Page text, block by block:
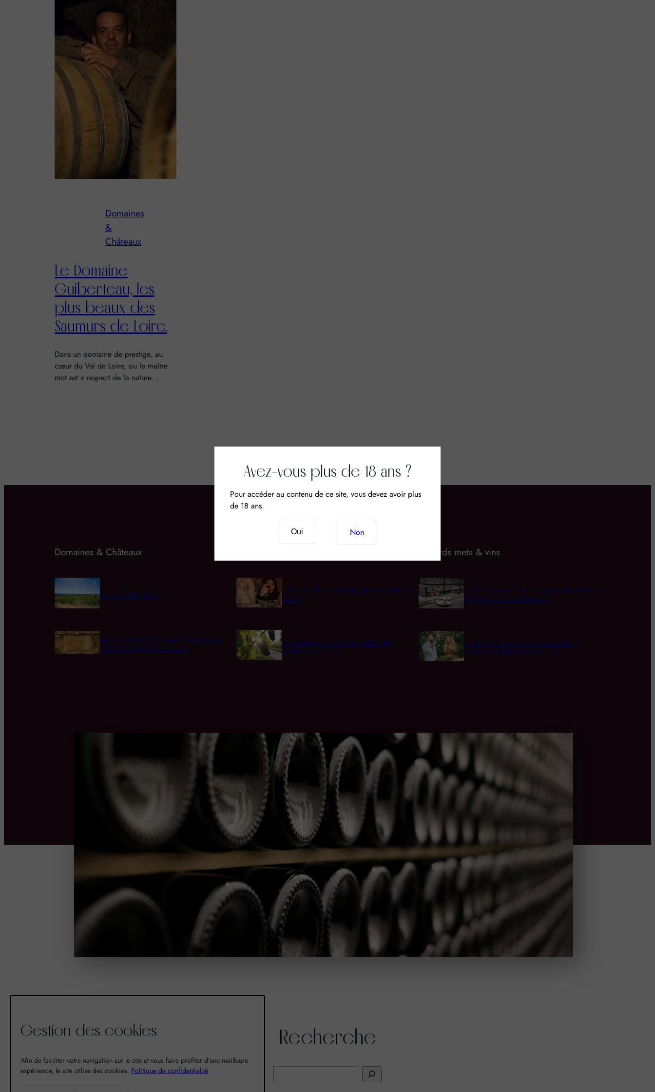
Domaines
&
Châteaux
Le Domaine
Guiberteau, les
plus beaux des
Saumurs de Loire.
Dans un domaine de prestige, au
cœur du Val de Loire, ou le maître
mot est « respect de la nature…
Domaines & Châteaux
Domaine d’Aupilhac
Une bouteille de Romanée-Conti adjugée
558.000 dollars, un record
Vin & CBD : Le nouveau mariage des sens et du
terroir
Les conséquences du réchauffement
climatique sur le vin
Accords mets & vins
Quel rosé boire cet été ? Le grand guide des
5 styles, moments et accords
L’Horloge Champenoise : Apprendre à
Déguster les Bulles au Fil du Jour
vin, il n’y a eu qu’un pas. Un pas
que nous avons franchi en faisant
Recherche
Avez-vous plus de 18 ans ?
Pour accéder au contenu de ce site, vous devez avoir plus
de 18 ans.
Oui Non
Gestion des cookies
Afin de faciliter votre navigation sur le site et vous faire profiter d'une meilleure
expérience, le site utilise des cookies. Politique de confidentialité